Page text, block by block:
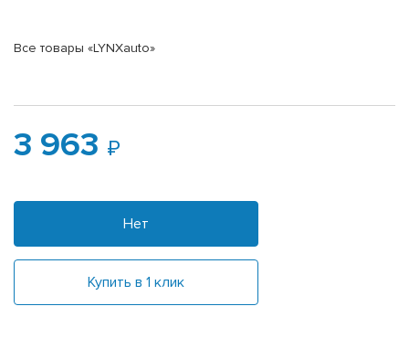
Все товары «LYNXauto»
3 963
Нет
Купить в 1 клик